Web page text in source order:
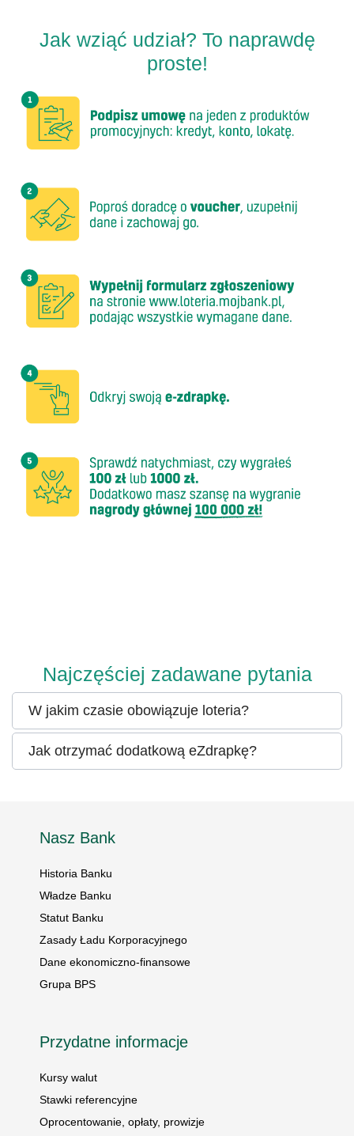
Jak wziąć udział? To naprawdę
proste!
Najczęściej zadawane pytania
W jakim czasie obowiązuje loteria?
Jak otrzymać dodatkową eZdrapkę?
Nasz Bank
Historia Banku
Władze Banku
Statut Banku
Zasady Ładu Korporacyjnego
Dane ekonomiczno-finansowe
Grupa BPS
Przydatne informacje
Kursy walut
Stawki referencyjne
Oprocentowanie, opłaty, prowizje